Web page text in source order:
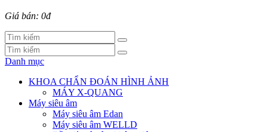
Giá bán: 0đ
Danh mục
KHOA CHẨN ĐOÁN HÌNH ẢNH
MÁY X-QUANG
Máy siêu âm
Máy siêu âm Edan
Máy siêu âm WELLD